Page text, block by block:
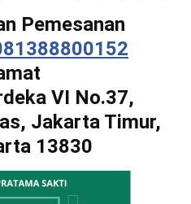
Pemesanan
VI No.37,
Jakarta Timur,
13830